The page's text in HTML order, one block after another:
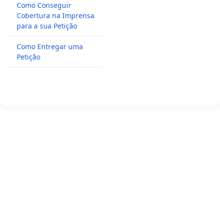
Como Conseguir
Cobertura na Imprensa
para a sua Petição
Como Entregar uma
Petição